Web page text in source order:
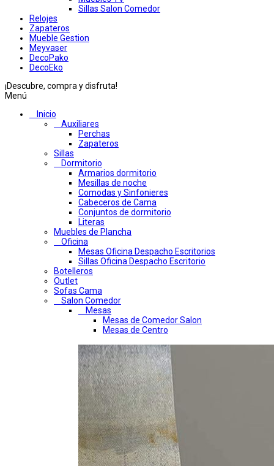
Sillas Salon Comedor
Relojes
Zapateros
Mueble Gestion
Meyvaser
DecoPako
DecoEko
¡Descubre, compra y disfruta!
Menú
Inicio
Auxiliares
Perchas
Zapateros
Sillas
Dormitorio
Armarios dormitorio
Mesillas de noche
Comodas y Sinfonieres
Cabeceros de Cama
Conjuntos de dormitorio
Literas
Muebles de Plancha
Oficina
Mesas Oficina Despacho Escritorios
Sillas Oficina Despacho Escritorio
Botelleros
Outlet
Sofas Cama
Salon Comedor
Mesas
Mesas de Comedor Salon
Mesas de Centro